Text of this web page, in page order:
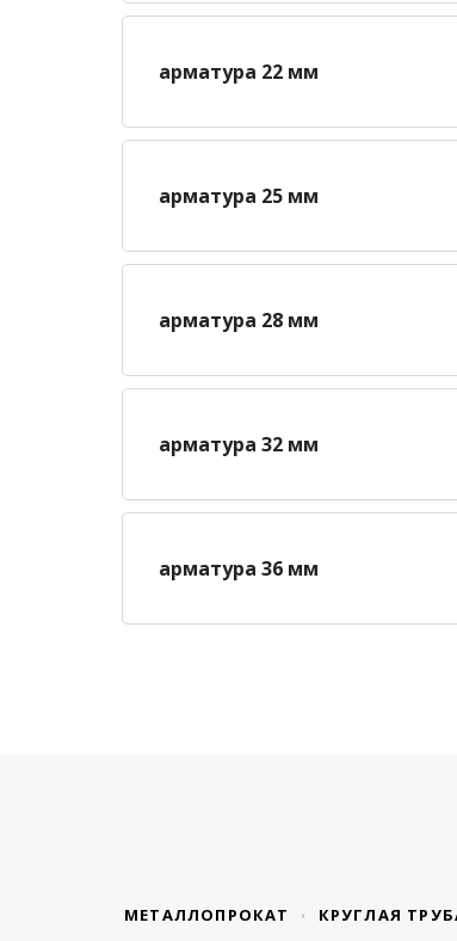
арматура 22 мм
арматура 25 мм
арматура 28 мм
арматура 32 мм
арматура 36 мм
МЕТАЛЛОПРОКАТ КРУГЛАЯ